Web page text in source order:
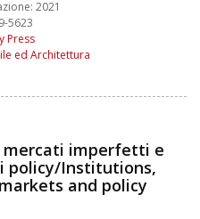
2021
5623
Press
ed Architettura
imperfetti e
policy/Institutions,
and policy